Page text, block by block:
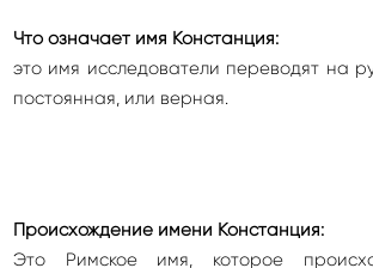
Что означает имя Констанция:
это имя исследователи переводят на
постоянная, или верная.
Происхождение имени Констанция:
Это Римское имя, которое